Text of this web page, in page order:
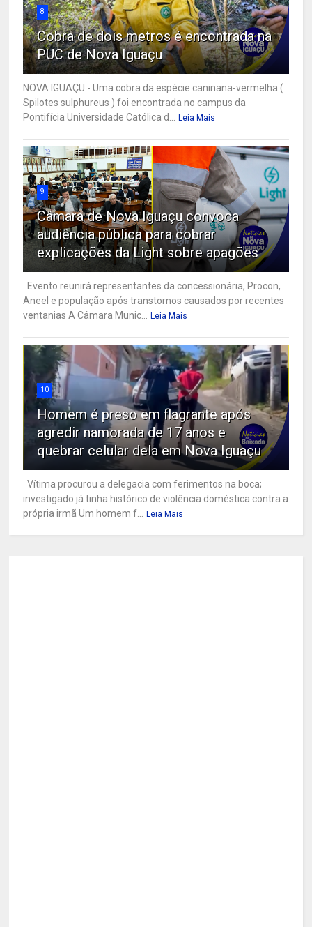
8
Cobra de dois metros é encontrada na
PUC de Nova Iguaçu
NOVA IGUAÇU - Uma cobra da espécie caninana-vermelha (
Spilotes sulphureus ) foi encontrada no campus da
Pontifícia Universidade Católica d...
Leia Mais
9
Câmara de Nova Iguaçu convoca
audiência pública para cobrar
explicações da Light sobre apagões
Evento reunirá representantes da concessionária, Procon,
Aneel e população após transtornos causados por recentes
ventanias A Câmara Munic...
Leia Mais
10
Homem é preso em flagrante após
agredir namorada de 17 anos e
quebrar celular dela em Nova Iguaçu
Vítima procurou a delegacia com ferimentos na boca;
investigado já tinha histórico de violência doméstica contra a
própria irmã Um homem f...
Leia Mais